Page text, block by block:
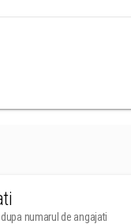
numarul de angajati